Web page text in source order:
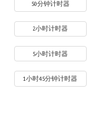
50分钟计时器
2小时计时器
5小时计时器
1小时45分钟计时器